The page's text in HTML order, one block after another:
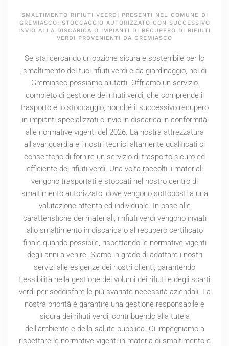
SMALTIMENTO RIFIUTI VEERDI PRESENTI NEL COMUNE DI
GREMIASCO: STOCCAGGIO AUTORIZZATO CON SUCCESSIVO
INVIO ALLA DISCARICA O IMPIANTI DI RECUPERO DI RIFIUTI
VERDI PROVENIENTI DA GREMIASCO
Se stai cercando un'opzione sicura e sostenibile per lo
smaltimento dei tuoi rifiuti verdi e da giardinaggio, noi di
Gremiasco possiamo aiutarti. Offriamo un servizio
completo di gestione dei rifiuti verdi, che comprende il
trasporto e lo stoccaggio, nonché il successivo recupero
in impianti specializzati o invio in discarica in conformità
alle normative vigenti del 2026. La nostra attrezzatura
all'avanguardia e i nostri tecnici altamente qualificati ci
consentono di fornire un servizio di trasporto sicuro ed
efficiente dei rifiuti verdi. Una volta raccolti, i materiali
vengono trasportati e stoccati nel nostro centro di
smaltimento autorizzato, dove vengono sottoposti a una
valutazione attenta ed individuale. In base alle
caratteristiche dei materiali, i rifiuti verdi vengono inviati
allo smaltimento in discarica o al recupero certificato
finale quando possibile, rispettando le normative vigenti
degli anni a venire. Siamo in grado di adattare i nostri
servizi alle esigenze dei nostri clienti, garantendo
flessibilità nella gestione dei volumi dei rifiuti e degli scarti
verdi per soddisfare le più svariate necessità aziendali. La
nostra priorità è garantire una gestione responsabile e
sicura dei rifiuti verdi, contribuendo alla tutela
dell'ambiente e della salute pubblica. Ci impegniamo a
rispettare le normative vigenti in materia di smaltimento e